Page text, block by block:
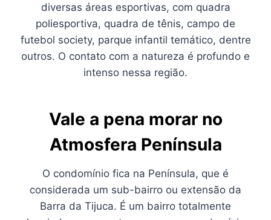
diversas áreas esportivas, com quadra
poliesportiva, quadra de tênis, campo de
futebol society, parque infantil temático, dentre
outros. O contato com a natureza é profundo e
intenso nessa região.
Vale a pena morar no
Atmosfera Península
O condomínio fica na Península, que é
considerada um sub-bairro ou extensão da
Barra da Tijuca. É um bairro totalmente